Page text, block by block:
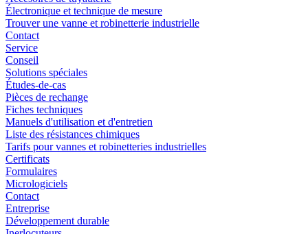
Électronique et technique de mesure
Trouver une vanne et robinetterie industrielle
Contact
Service
Conseil
Solutions spéciales
Études-de-cas
Pièces de rechange
Fiches techniques
Manuels d'utilisation et d'entretien
Liste des résistances chimiques
Tarifs pour vannes et robinetteries industrielles
Certificats
Formulaires
Micrologiciels
Contact
Entreprise
Développement durable